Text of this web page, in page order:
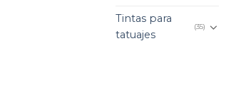
Tintas para
tatuajes
(35)